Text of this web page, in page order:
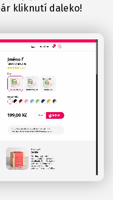
kliknutí daleko!